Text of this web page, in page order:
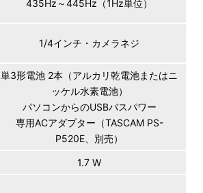
435Hz～445Hz（1Hz単位）
1/4インチ・カメラネジ
単3形電池 2本（アルカリ乾電池またはニ
ッケル水素電池）
パソコンからのUSBバスパワー
専用ACアダプター（TASCAM PS-
P520E、別売）
1.7 W